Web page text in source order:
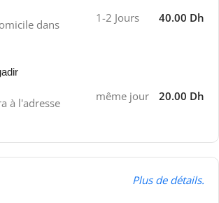
dans
1-2 Jours 40.00 Dh
à l'adresse
même jour 20.00 Dh
Plus de détails.